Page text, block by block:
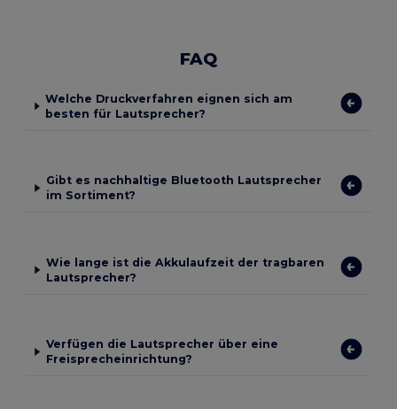
FAQ
Welche Druckverfahren eignen sich am
besten für Lautsprecher?
Gibt es nachhaltige Bluetooth Lautsprecher
im Sortiment?
Wie lange ist die Akkulaufzeit der tragbaren
Lautsprecher?
Verfügen die Lautsprecher über eine
Freisprecheinrichtung?